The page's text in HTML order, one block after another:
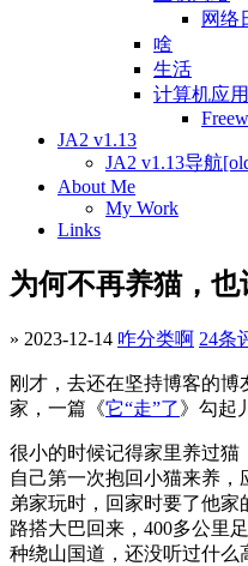
网络
啥
生活
计算机应用
JA2 v1.13
JA2 v1.13导航
About Me
My Work
Links
为何不再养猫，
» 2023-12-14 咋分类啊 24条
刚才，去还在坚持博客的博
家，一篇《它“走”了》勾起
很小的时候记得家里养过猫
自己第一次抱回小猫来养
弟家玩时，回家时要了他
路搭大巴回来，400多公里
种绕山国道，还没听过什么